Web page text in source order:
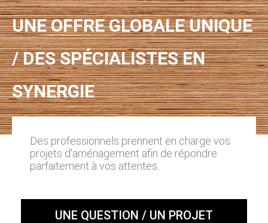
UNE OFFRE GLOBALE UNIQUE
/ DES SPÉCIALISTES EN
SYNERGIE
Des professionnels prennent en charge vos
projets d'aménagement afin de répondre
parfaitement à vos attentes.
UNE QUESTION / UN PROJET